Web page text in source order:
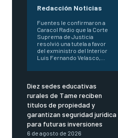
Redacción Noticias
Fuentes le confirmaron a
Caracol Radio que la Corte
Suprema de Justicia
resolvió una tutela a favor
del exministro del Interior
Luis Fernando Velasco,...
Diez sedes educativas
rurales de Tame reciben
títulos de propiedad y
garantizan seguridad jurídica
para futuras inversiones
6 de agosto de 2026